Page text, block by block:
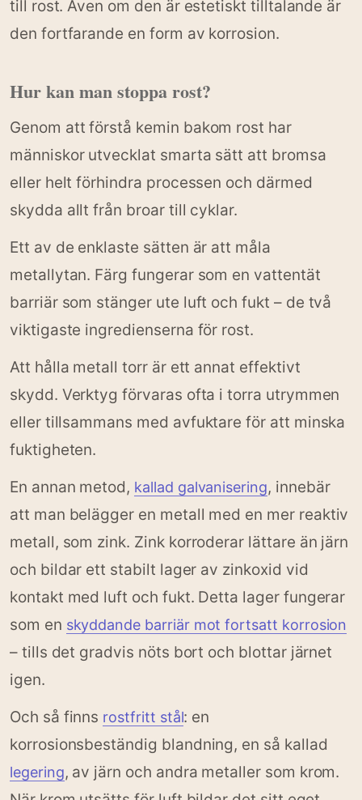
till rost. Även om den är estetiskt tilltalande är
den fortfarande en form av korrosion.
Hur kan man stoppa rost?
Genom att förstå kemin bakom rost har
människor utvecklat smarta sätt att bromsa
eller helt förhindra processen och därmed
skydda allt från broar till cyklar.
Ett av de enklaste sätten är att måla
metallytan. Färg fungerar som en vattentät
barriär som stänger ute luft och fukt – de två
viktigaste ingredienserna för rost.
Att hålla metall torr är ett annat effektivt
skydd. Verktyg förvaras ofta i torra utrymmen
eller tillsammans med avfuktare för att minska
fuktigheten.
En annan metod, kallad galvanisering, innebär
att man belägger en metall med en mer reaktiv
metall, som zink. Zink korroderar lättare än järn
och bildar ett stabilt lager av zinkoxid vid
kontakt med luft och fukt. Detta lager fungerar
som en skyddande barriär mot fortsatt korrosion
– tills det gradvis nöts bort och blottar järnet
igen.
Och så finns rostfritt stål: en
korrosionsbeständig blandning, en så kallad
legering, av järn och andra metaller som krom.